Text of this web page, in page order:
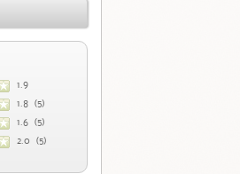
1.9
1.8 (5)
1.6 (5)
2.0 (5)